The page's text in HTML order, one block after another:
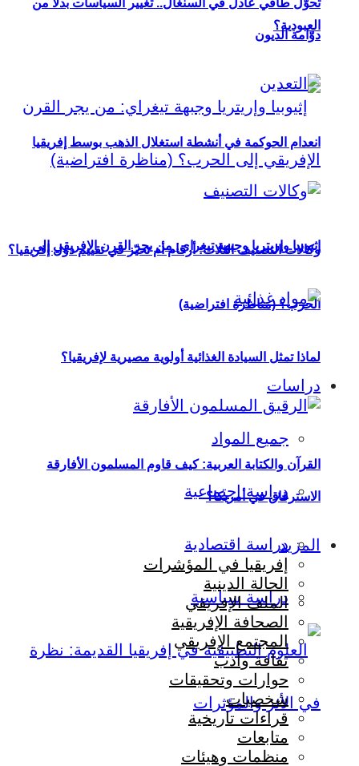
العبودية؟
إثيوبيا وإريتريا وجبهة تيغراي: من يجر القرن الإفريقي إلى
الحرب؟ (مناظرة افتراضية)
دراسات
جميع المواد
دراسة اجتماعية
دراسة اقتصادية
دراسة سياسية
تحوُّل طاقي عادل في السنغال.. تغيير السياسات بدلاً من
دوّامة الديون
انعدام الحوكمة في أنشطة استغلال الذهب بوسط إفريقيا
وكالات التصنيف الثلاث: أرقام أم تحيّز في تقييم دول إفريقيا؟
لماذا تمثل السيادة الغذائية أولوية مصيرية لإفريقيا؟
القرآن والكتابة العربية: كيف قاوم المسلمون الأفارقة
الاسترقاق في أمريكا؟
المزيد
إفريقيا في المؤشرات
الحالة الدينية
الملف الإفريقي
الصحافة الإفريقية
المجتمع الإفريقي
ثقافة وأدب
حوارات وتحقيقات
شخصيات
قراءات تاريخية
متابعات
منظمات وهيئات